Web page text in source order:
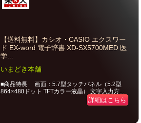
【送料無料】カシオ・CASIO エクスワー
ド EX-word 電子辞書 XD-SX5700MED 医
学...
いまどき本舗
■商品特長 画面：5.7型タッチパネル（5.2型
864×480ドット TFTカラー液晶） 文字入力方...
詳細はこちら